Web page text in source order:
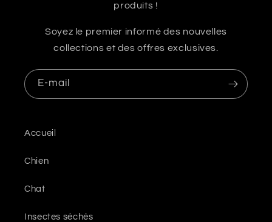
produits !
Soyez le premier informé des nouvelles
collections et des offres exclusives.
E-mail
Accueil
Chien
Chat
Insectes séchés